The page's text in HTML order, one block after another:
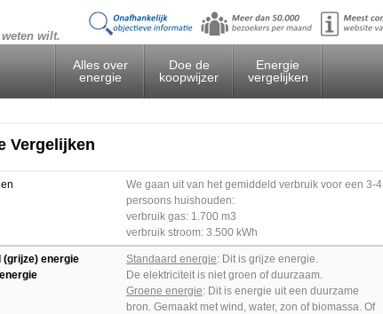
wilt.
Alles over
energie
Doe de
koopwijzer
Energie
vergelijken
Vergelijken
We gaan uit van het gemiddeld verbruik voor een 3-4
persoons huishouden:
verbruik gas: 1.700 m3
verbruik stroom: 3.500 kWh
(grijze) energie
Standaard energie: Dit is grijze energie.
De elektriciteit is niet groen of duurzaam.
Groene energie: Dit is energie uit een duurzame
bron. Gemaakt met wind, water, zon of biomassa. Of